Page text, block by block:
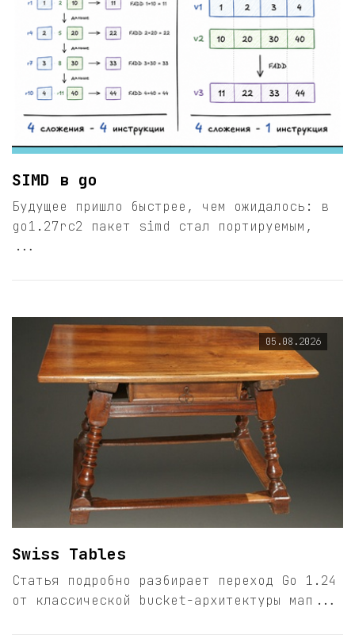
SIMD в go
Будущее пришло быстрее, чем ожидалось: в
go1.27rc2 пакет simd стал портируемым,
...
05.08.2026
Swiss Tables
Статья подробно разбирает переход Go 1.24
от классической bucket-архитектуры мап...